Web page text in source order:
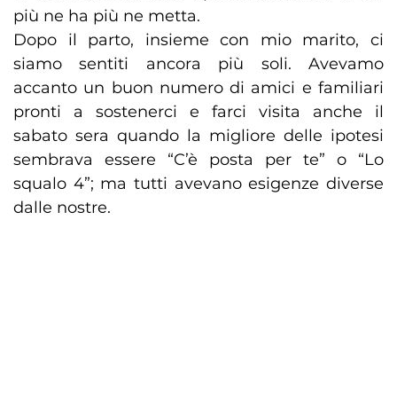
più ne ha più ne metta.
Dopo il parto, insieme con mio marito, ci
siamo sentiti ancora più soli. Avevamo
accanto un buon numero di amici e familiari
pronti a sostenerci e farci visita anche il
sabato sera quando la migliore delle ipotesi
sembrava essere “C’è posta per te” o “Lo
squalo 4”; ma tutti avevano esigenze diverse
dalle nostre.